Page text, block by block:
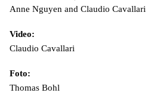
Anne Nguyen and Claudio Cavallari
Video:
Claudio Cavallari
Foto:
Thomas Bohl